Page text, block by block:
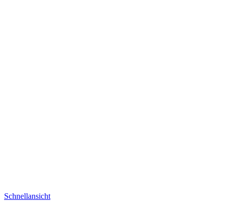
Schnellansicht